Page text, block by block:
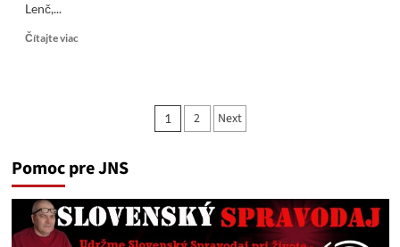
Lenč,...
Čítajte viacRead
coca-
PS/
SaS
/
Stránkovanie
1 2 Next
Pomoc pre JNS